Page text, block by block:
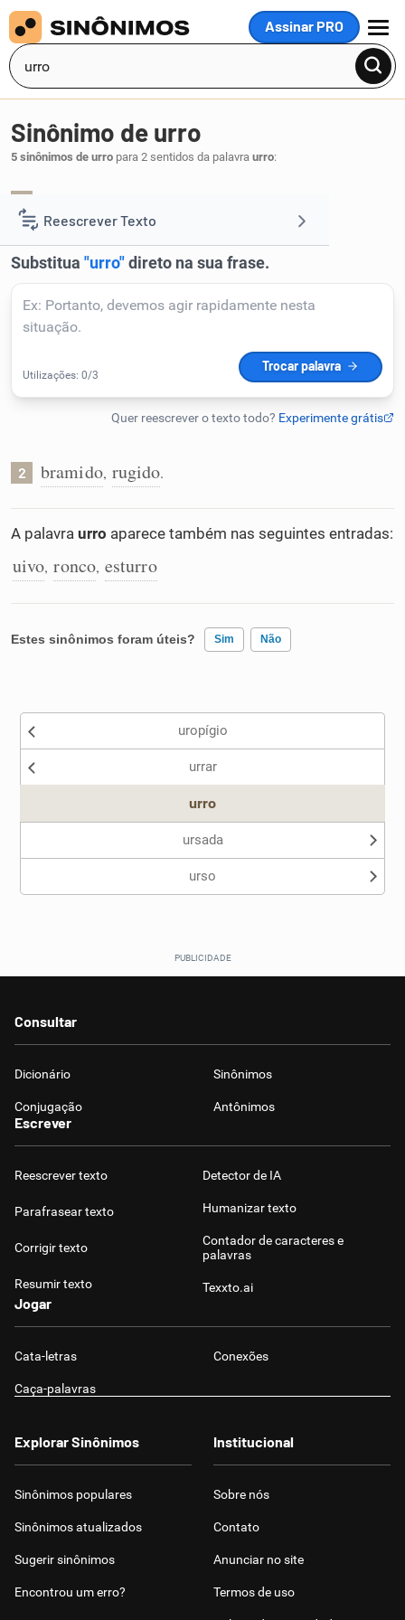
Assinar PRO
MENU
Reescrever Texto
Resumir Texto
Corrigir Texto
Detector de IA
Humanizador de IA
Cata-letras
Conexões
Sinônimo de urro
5 sinônimos de urro para 2 sentidos da palavra urro:
2 bramido, rugido.
A palavra urro aparece também nas seguintes entradas:
uivo, ronco, esturro
Estes sinônimos foram úteis? Sim Não
Nenhum dos sinônimos apresentados me ajudou
uropígio
urrar
urro
ursada
urso
Consultar
Dicionário Sinônimos
Conjugação Antônimos
Escrever
Reescrever texto
Parafrasear texto
Corrigir texto
Resumir texto
Detector de IA
Humanizar texto
Contador de caracteres e
palavras
Texxto.ai
Jogar
Cata-letras Conexões
Caça-palavras
Explorar Sinônimos
Sinônimos populares
Sinônimos atualizados
Sugerir sinônimos
Encontrou um erro?
Institucional
Sobre nós
Contato
Anunciar no site
Termos de uso